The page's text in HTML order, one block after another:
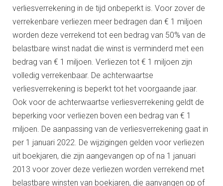
verliesverrekening in de tijd onbeperkt is. Voor zover de
verrekenbare verliezen meer bedragen dan € 1 miljoen
worden deze verrekend tot een bedrag van 50% van de
belastbare winst nadat die winst is verminderd met een
bedrag van € 1 miljoen. Verliezen tot € 1 miljoen zijn
volledig verrekenbaar. De achterwaartse
verliesverrekening is beperkt tot het voorgaande jaar.
Ook voor de achterwaartse verliesverrekening geldt de
beperking voor verliezen boven een bedrag van € 1
miljoen. De aanpassing van de verliesverrekening gaat in
per 1 januari 2022. De wijzigingen gelden voor verliezen
uit boekjaren, die zijn aangevangen op of na 1 januari
2013 voor zover deze verliezen worden verrekend met
belastbare winsten van boekjaren, die aanvangen op of